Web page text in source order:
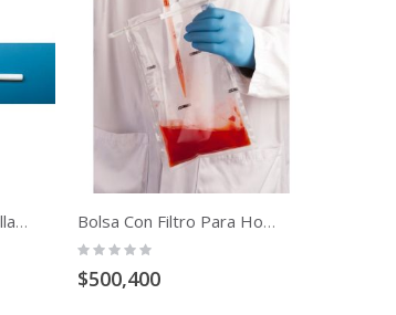
Barra Para Retirar Varillas Magnéticas 250 X 8 Mm Ptfe Bolsa Con Filtro Para Homogenizador Filtra-Bag 24oz / 710ml
Rating:
$500,400